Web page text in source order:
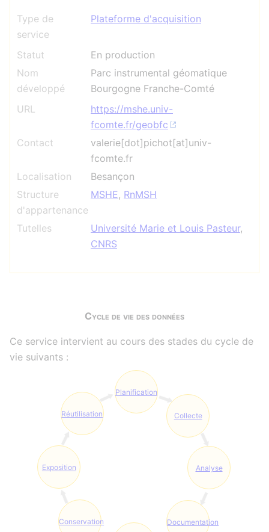
Type de
service
Plateforme d'acquisition
Statut
En production
Nom
développé
Parc instrumental géomatique
Bourgogne Franche-Comté
URL
https://mshe.univ-
fcomte.fr/geobfc
Contact
valerie[dot]pichot[at]univ-
fcomte.fr
Localisation
Besançon
Structure
d'appartenance
MSHE, RnMSH
Tutelles Université Marie et Louis Pasteur,
CNRS
Cycle de vie des données
Ce service intervient au cours des stades du cycle de
vie suivants :
Planification
Collecte
Analyse
Documentation
Conservation
Exposition
Réutilisation